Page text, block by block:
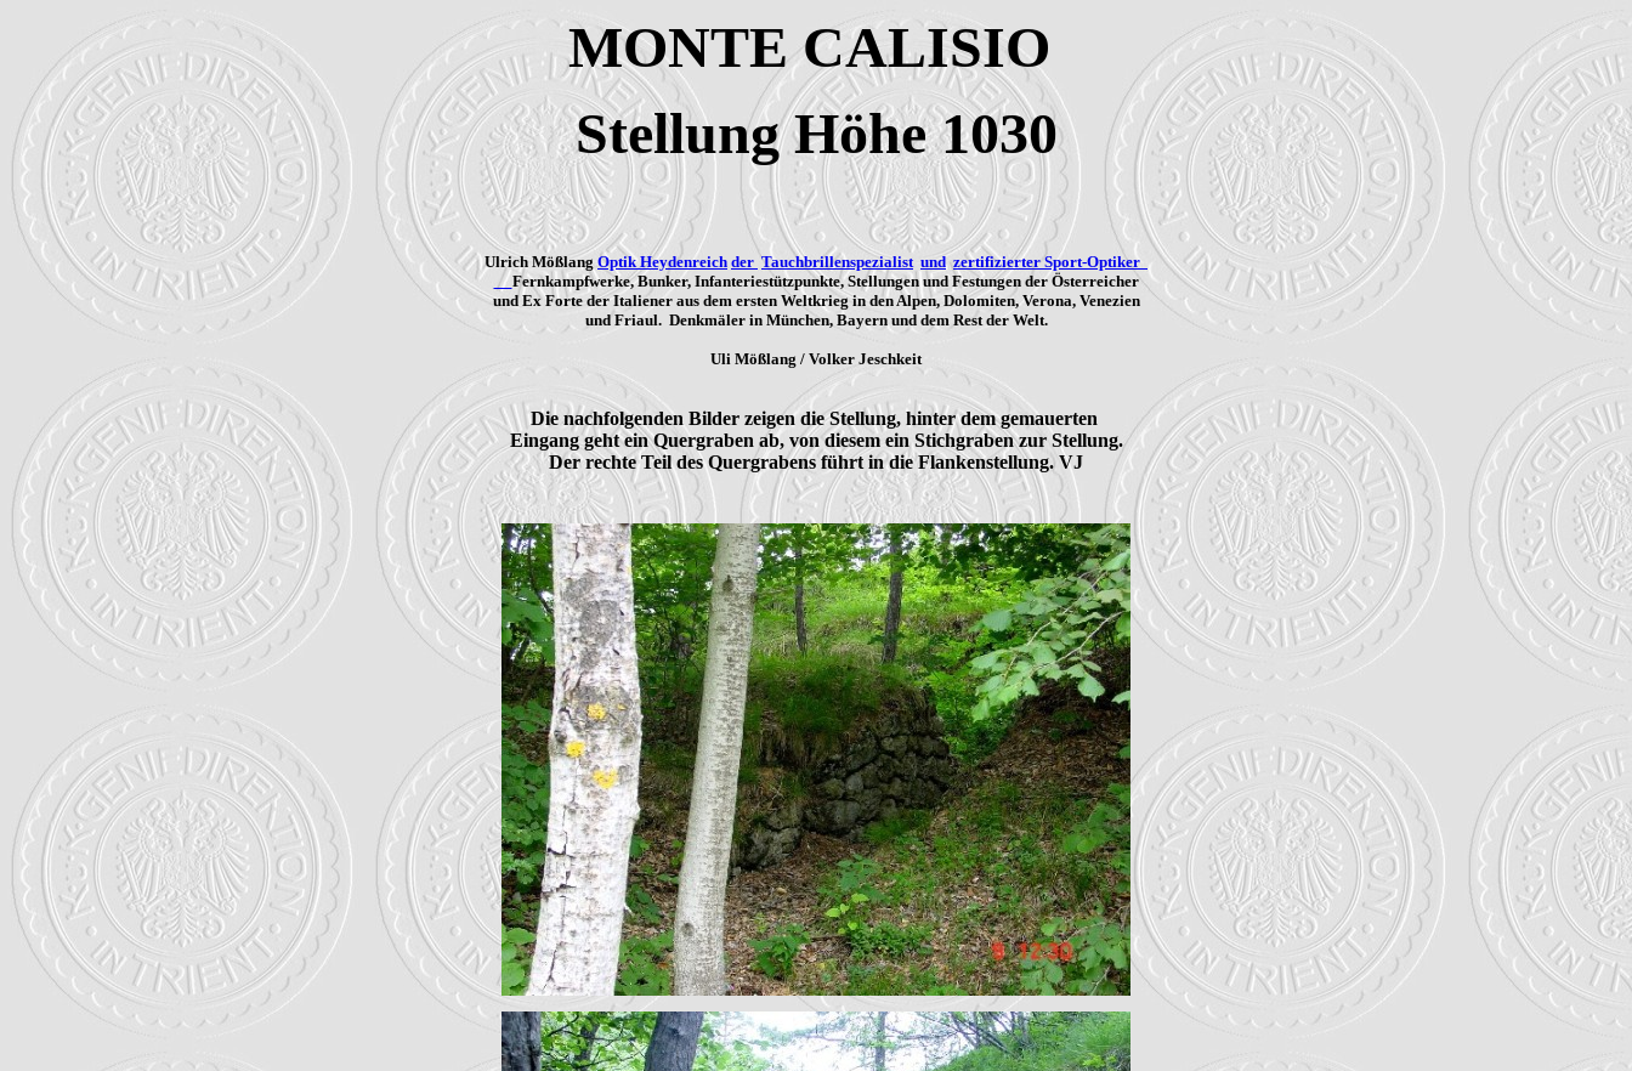
MONTE CALISIO
Stellung Höhe 1030
Ulrich Mößlang Optik Heydenreich der Tauchbrillenspezialist und zertifizierter Sport-Optiker
Fernkampfwerke, Bunker, Infanteriestützpunkte, Stellungen und Festungen der Österreicher
und Ex Forte der Italiener aus dem ersten Weltkrieg in den Alpen, Dolomiten, Verona, Venezien
und Friaul. Denkmäler in München, Bayern und dem Rest der Welt.
Uli Mößlang / Volker Jeschkeit
Die nachfolgenden Bilder zeigen die Stellung, hinter dem gemauerten
Eingang geht ein Quergraben ab, von diesem ein Stichgraben zur Stellung.
Der rechte Teil des Quergrabens führt in die Flankenstellung. VJ